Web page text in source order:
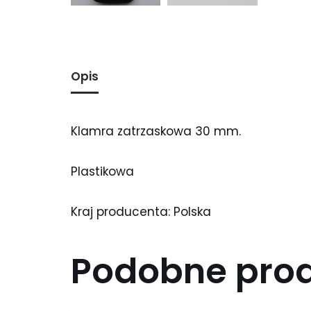
Opis
Klamra zatrzaskowa 30 mm.
Plastikowa
Kraj producenta: Polska
Podobne